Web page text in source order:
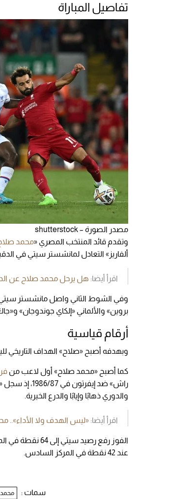
تفاصيل المباراة
مصدر الصورة – shutterstock
وتقدم قائد المنتخب المصري «محمد
ألفاريز» التعادل لمانشستر سيتي في
اقرأ أيضا: هل يرحل محمد صلاح عن
وفي الشوط الثاني واصل مانشستر
بروين» والألماني «إلكاي جوندوجان» و«جاك
أرقام قياسية
وبهدفه أصبح «صلاح» الهداف التاريخي
كما أصبح «محمد صلاح» أول لاعب من
والدوري ذهابًا وإيابًا والدرع الخيرية.
اقرأ أيضا: «ليس الهدف ولا الأداء»..
الفوز رفع
عند 42 نقطة في المركز السادس.
سمات :